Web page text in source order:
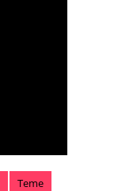
Teme